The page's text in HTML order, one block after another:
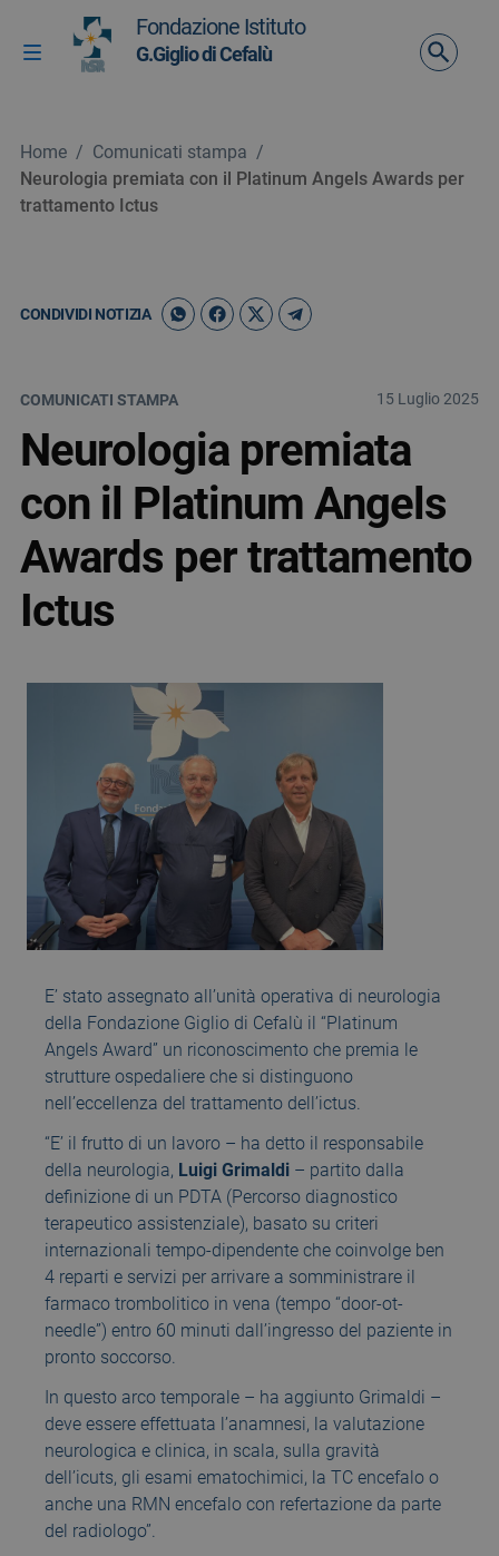
Vai ai contenuti
Vai al menu di navigazione
Vai al footer
Attiva / disattiva la navigazione
Fondazione Istituto
G.Giglio di Cefalù
Home / Comunicati stampa /
Neurologia premiata con il Platinum Angels Awards per
trattamento Ictus
CONDIVIDI NOTIZIA
COMUNICATI STAMPA 15 Luglio 2025
Neurologia premiata
con il Platinum Angels
Awards per trattamento
Ictus
E’ stato assegnato all’unità operativa di neurologia
della Fondazione Giglio di Cefalù il “Platinum
Angels Award” un riconoscimento che premia le
strutture ospedaliere che si distinguono
nell’eccellenza del trattamento dell’ictus.
“E’ il frutto di un lavoro – ha detto il responsabile
della neurologia, Luigi Grimaldi – partito dalla
definizione di un PDTA (Percorso diagnostico
terapeutico assistenziale), basato su criteri
internazionali tempo-dipendente che coinvolge ben
4 reparti e servizi per arrivare a somministrare il
farmaco trombolitico in vena (tempo “door-ot-
needle”) entro 60 minuti dall’ingresso del paziente in
pronto soccorso.
In questo arco temporale – ha aggiunto Grimaldi –
deve essere effettuata l’anamnesi, la valutazione
neurologica e clinica, in scala, sulla gravità
dell’icuts, gli esami ematochimici, la TC encefalo o
anche una RMN encefalo con refertazione da parte
del radiologo”.